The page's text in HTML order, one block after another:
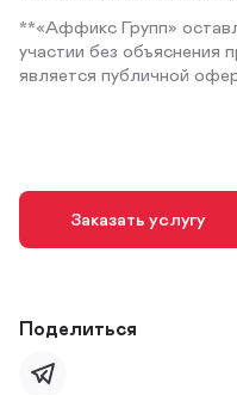
**«Аффикс Групп»
участии без объяснения
является публичной
Заказать услугу
Поделиться